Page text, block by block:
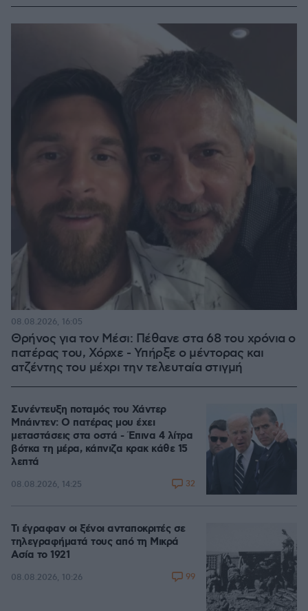
Θρήνος για τον Μέσι: Πέθανε στα 68 του χρόνια ο
πατέρας του, Χόρχε - Υπήρξε ο μέντορας και
ατζέντης του μέχρι την τελευταία στιγμή
08.08.2026, 16:05
Συνέντευξη ποταμός του Χάντερ
Μπάιντεν: Ο πατέρας μου έχει
μεταστάσεις στα οστά - Έπινα 4 λίτρα
βότκα τη μέρα, κάπνιζα κρακ κάθε 15
λεπτά
08.08.2026, 14:25 32
Τι έγραφαν οι ξένοι ανταποκριτές σε
τηλεγραφήματά τους από τη Μικρά
Ασία το 1921
08.08.2026, 10:26 99